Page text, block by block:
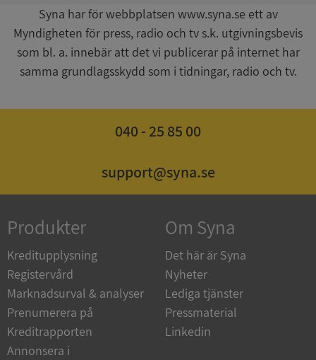
Syna har för webbplatsen www.syna.se ett av
Myndigheten för press, radio och tv s.k. utgivningsbevis
som bl. a. innebär att det vi publicerar på internet har
samma grundlagsskydd som i tidningar, radio och tv.
040 - 25 85 00
support@syna.se
Produkter
Kreditupplysning
Registervård
Marknadsurval & analyser
Prenumerera på
Kreditrapporten
Annonsera i
Om Syna
Det här är Syna
Nyheter
Lediga tjänster
Pressmaterial
Linkedin
Corporation
Corporation
.syna.se
__RequestVerificationToken
Microsoft